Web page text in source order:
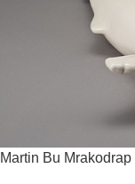
Martin Bu Mrakodrap